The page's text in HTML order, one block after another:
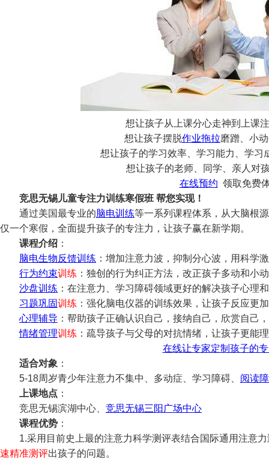
想让孩子从上课分心走神到上课注
想让孩子摆脱作业拖拉磨蹭、小
想让孩子的学习效率、学习能力、学习
想让孩子的老师、同学、亲人对孩
在线预约 领取免费
竞思无锡儿童专注力训练寒假班 帮您实现！
通过美国最专业的脑电训练等一系列课程体系，从大脑根
仅一个寒假，全面提升孩子的专注力，让孩子赢在新学期。
课程介绍 ：
脑电生物反馈训练 ：增加注意力波，抑制分心波，用科学
行为约束训练 ：独创的行为纠正方法，改正孩子多动和小
沙盘训练 ：在注意力、学习障碍领域更好的解决孩子心理
习题巩固训练 ：强化脑电仪器的训练效果，让孩子反应更
心理辅导 ：帮助孩子正确认识自己，接纳自己，欣赏自己
情绪管理训练 ：疏导孩子与父母的对抗情绪，让孩子更能
在线让专家定制孩子的
适合对象 ：
5-18周岁青少年注意力不集中、多动症、学习障碍、 阅读
上课地点 ：
竞思无锡滨湖中心、 竞思无锡三阳广场中心
课程优势 ：
1.采用目前史上最的注意力科学测评表结合国际通用注意力
速精准测评出孩子的问题。